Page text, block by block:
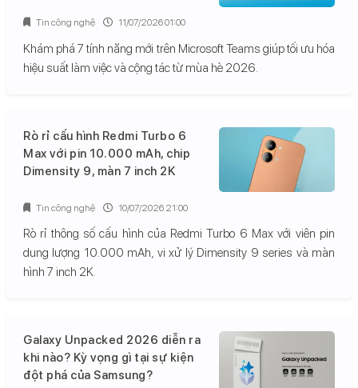
Khám phá 7 tính năng mới trên Microsoft Teams giúp tối ưu hóa
hiệu suất làm việc và cộng tác từ mùa hè 2026.
Tin công nghệ 11/07/2026 01:00
Rò rỉ cấu hình Redmi Turbo 6
Max với pin 10.000 mAh, chip
Dimensity 9, màn 7 inch 2K
Rò rỉ thông số cấu hình của Redmi Turbo 6 Max với viên pin
dung lượng 10.000 mAh, vi xử lý Dimensity 9 series và màn
hình 7 inch 2K.
Tin công nghệ 10/07/2026 21:00
Galaxy Unpacked 2026 diễn ra
khi nào? Kỳ vọng gì tại sự kiện
đột phá của Samsung?